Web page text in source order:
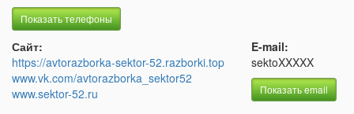
Показать телефоны
Сайт:
https://avtorazborka-sektor-52.razborki.top
www.vk.com/avtorazborka_sektor52
www.sektor-52.ru
E-mail:
sektoXXXXX
Показать email